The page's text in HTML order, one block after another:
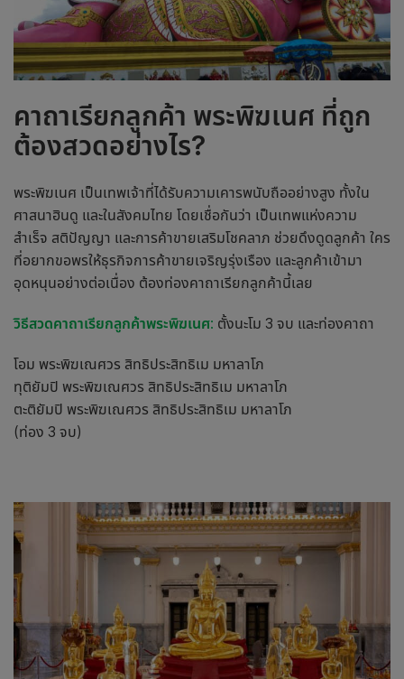
คาถาเรียกลูกค้า พระพิฆเนศ ที่ถูก
ต้องสวดอย่างไร?
พระพิฆเนศ เป็นเทพเจ้าที่ได้รับความเคารพนับถืออย่างสูง ทั้งใน
ศาสนาฮินดู และในสังคมไทย โดยเชื่อกันว่า เป็นเทพแห่งความ
สำเร็จ สติปัญญา และการค้าขายเสริมโชคลาภ ช่วยดึงดูดลูกค้า ใคร
ที่อยากขอพรให้ธุรกิจการค้าขายเจริญรุ่งเรือง และลูกค้าเข้ามา
อุดหนุนอย่างต่อเนื่อง ต้องท่องคาถาเรียกลูกค้านี้เลย
วิธีสวดคาถาเรียกลูกค้าพระพิฆเนศ: ตั้งนะโม 3 จบ และท่องคาถา
โอม พระพิฆเณศวร สิทธิประสิทธิเม มหาลาโภ
ทุติยัมปิ พระพิฆเณศวร สิทธิประสิทธิเม มหาลาโภ
ตะติยัมปิ พระพิฆเณศวร สิทธิประสิทธิเม มหาลาโภ
(ท่อง 3 จบ)